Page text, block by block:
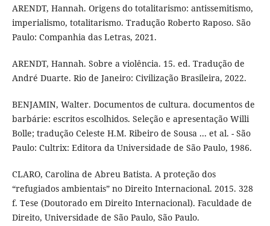
ARENDT, Hannah. Origens do totalitarismo: antissemitismo,
imperialismo, totalitarismo. Tradução Roberto Raposo. São
Paulo: Companhia das Letras, 2021.
ARENDT, Hannah. Sobre a violência. 15. ed. Tradução de
André Duarte. Rio de Janeiro: Civilização Brasileira, 2022.
BENJAMIN, Walter. Documentos de cultura. documentos de
barbárie: escritos escolhidos. Seleção e apresentação Willi
Bolle; tradução Celeste H.M. Ribeiro de Sousa ... et al. - São
Paulo: Cultrix: Editora da Universidade de São Paulo, 1986.
CLARO, Carolina de Abreu Batista. A proteção dos
“refugiados ambientais” no Direito Internacional. 2015. 328
f. Tese (Doutorado em Direito Internacional). Faculdade de
Direito, Universidade de São Paulo, São Paulo.